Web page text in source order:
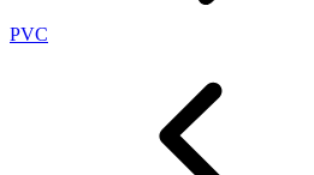
PVC